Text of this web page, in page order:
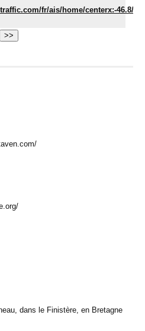
fr/ais/home/centerx:-46.8/
dans le Finistère, en Bretagne